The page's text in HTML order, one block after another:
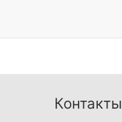
Контакты